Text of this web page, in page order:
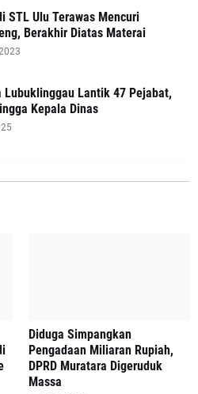
STL Ulu Terawas Mencuri
Berakhir Diatas Materai
Lubuklinggau Lantik 47 Pejabat,
Kepala Dinas
Diduga Simpangkan
Pengadaan Miliaran Rupiah,
DPRD Muratara Digeruduk
Massa